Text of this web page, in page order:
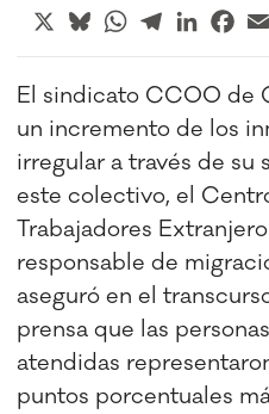
X BlueskyWhatsApp
Telegram
El sindicato CCOO de
un incremento de los
irregular a través de su
este colectivo, el
Trabajadores
responsable de
aseguró en el
prensa que las
atendidas
puntos porcentuales